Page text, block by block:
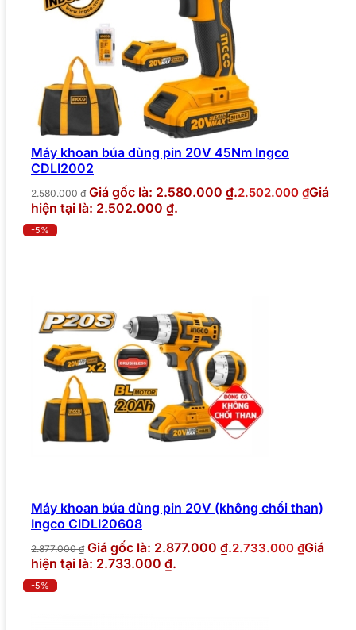
Máy khoan búa dùng pin 20V 45Nm Ingco
CDLI2002
2.580.000₫ Giá gốc là: 2.580.000 ₫.2.502.000 ₫Giá
hiện tại là: 2.502.000 ₫.
-5%
Máy khoan búa dùng pin 20V (không chổi than)
Ingco CIDLI20608
2.877.000₫ Giá gốc là: 2.877.000 ₫.2.733.000 ₫Giá
hiện tại là: 2.733.000 ₫.
-5%